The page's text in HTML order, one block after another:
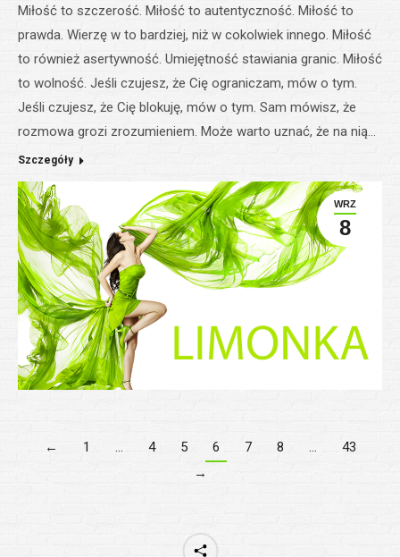
Miłość to szczerość. Miłość to autentyczność. Miłość to
prawda. Wierzę w to bardziej, niż w cokolwiek innego. Miłość
to również asertywność. Umiejętność stawiania granic. Miłość
to wolność. Jeśli czujesz, że Cię ograniczam, mów o tym.
Jeśli czujesz, że Cię blokuję, mów o tym. Sam mówisz, że
rozmowa grozi zrozumieniem. Może warto uznać, że na nią…
Szczegóły
WRZ
8
← 1 … 4 5 6 7 8 …
43
→